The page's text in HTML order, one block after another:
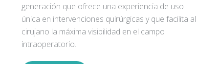
generación que ofrece una experiencia de uso
única en intervenciones quirúrgicas y que facilita al
cirujano la máxima visibilidad en el campo
intraoperatorio.